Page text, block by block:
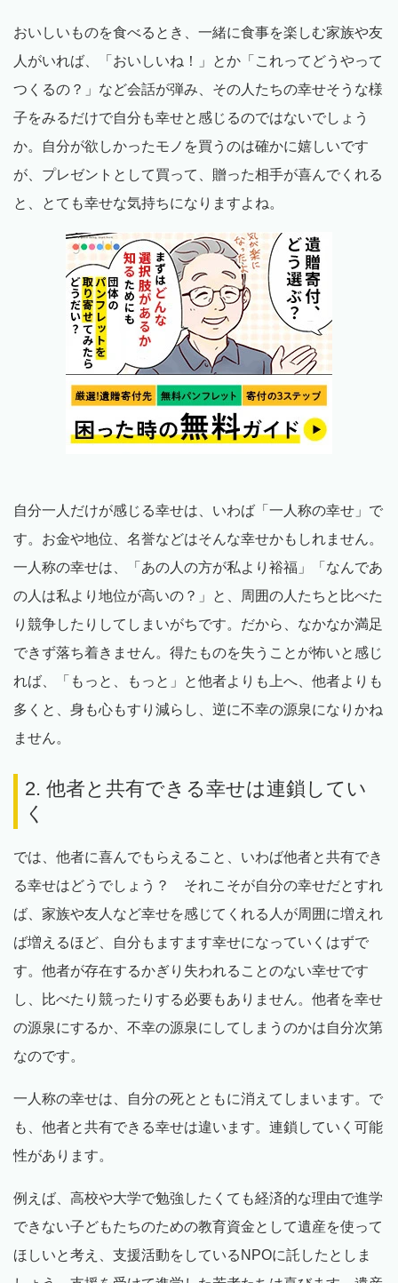
おいしいものを食べるとき、一緒に食事を楽しむ家族や友
人がいれば、「おいしいね！」とか「これってどうやって
つくるの？」など会話が弾み、その人たちの幸せそうな様
子をみるだけで自分も幸せと感じるのではないでしょう
か。自分が欲しかったモノを買うのは確かに嬉しいです
が、プレゼントとして買って、贈った相手が喜んでくれる
と、とても幸せな気持ちになりますよね。
自分一人だけが感じる幸せは、いわば「一人称の幸せ」で
す。お金や地位、名誉などはそんな幸せかもしれません。
一人称の幸せは、「あの人の方が私より裕福」「なんであ
の人は私より地位が高いの？」と、周囲の人たちと比べた
り競争したりしてしまいがちです。だから、なかなか満足
できず落ち着きません。得たものを失うことが怖いと感じ
れば、「もっと、もっと」と他者よりも上へ、他者よりも
多くと、身も心もすり減らし、逆に不幸の源泉になりかね
ません。
2. 他者と共有できる幸せは連鎖してい
く
では、他者に喜んでもらえること、いわば他者と共有でき
る幸せはどうでしょう？ それこそが自分の幸せだとすれ
ば、家族や友人など幸せを感じてくれる人が周囲に増えれ
ば増えるほど、自分もますます幸せになっていくはずで
す。他者が存在するかぎり失われることのない幸せです
し、比べたり競ったりする必要もありません。他者を幸せ
の源泉にするか、不幸の源泉にしてしまうのかは自分次第
なのです。
一人称の幸せは、自分の死とともに消えてしまいます。で
も、他者と共有できる幸せは違います。連鎖していく可能
性があります。
例えば、高校や大学で勉強したくても経済的な理由で進学
できない子どもたちのための教育資金として遺産を使って
ほしいと考え、支援活動をしているNPOに託したとしま